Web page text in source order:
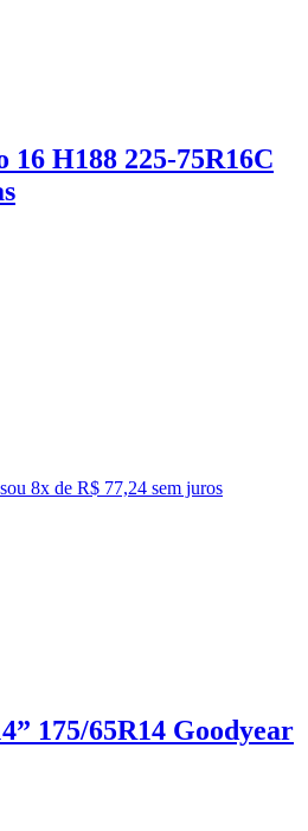
16 H188 225-75R16C
ou 8x de R$ 77,24 sem juros
175/65R14 Goodyear